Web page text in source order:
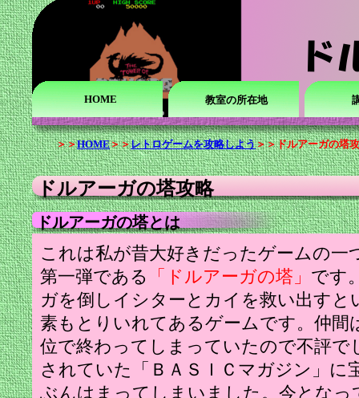
HOME 教室の所在地
＞＞HOME＞＞レトロゲームを攻略しよう＞＞ドルアーガの塔
ドルアーガの塔攻略
ドルアーガの塔とは
これは私が昔大好きだったゲームの一
第一弾である
「ドルアーガの塔」 です
ガを倒しイシターとカイを救い出すと
素もとりいれてあるゲームです。仲間
位で終わってしまっていたので不評で
されていた「ＢＡＳＩＣマガジン」に
ぶんはまってしまいました。今とな